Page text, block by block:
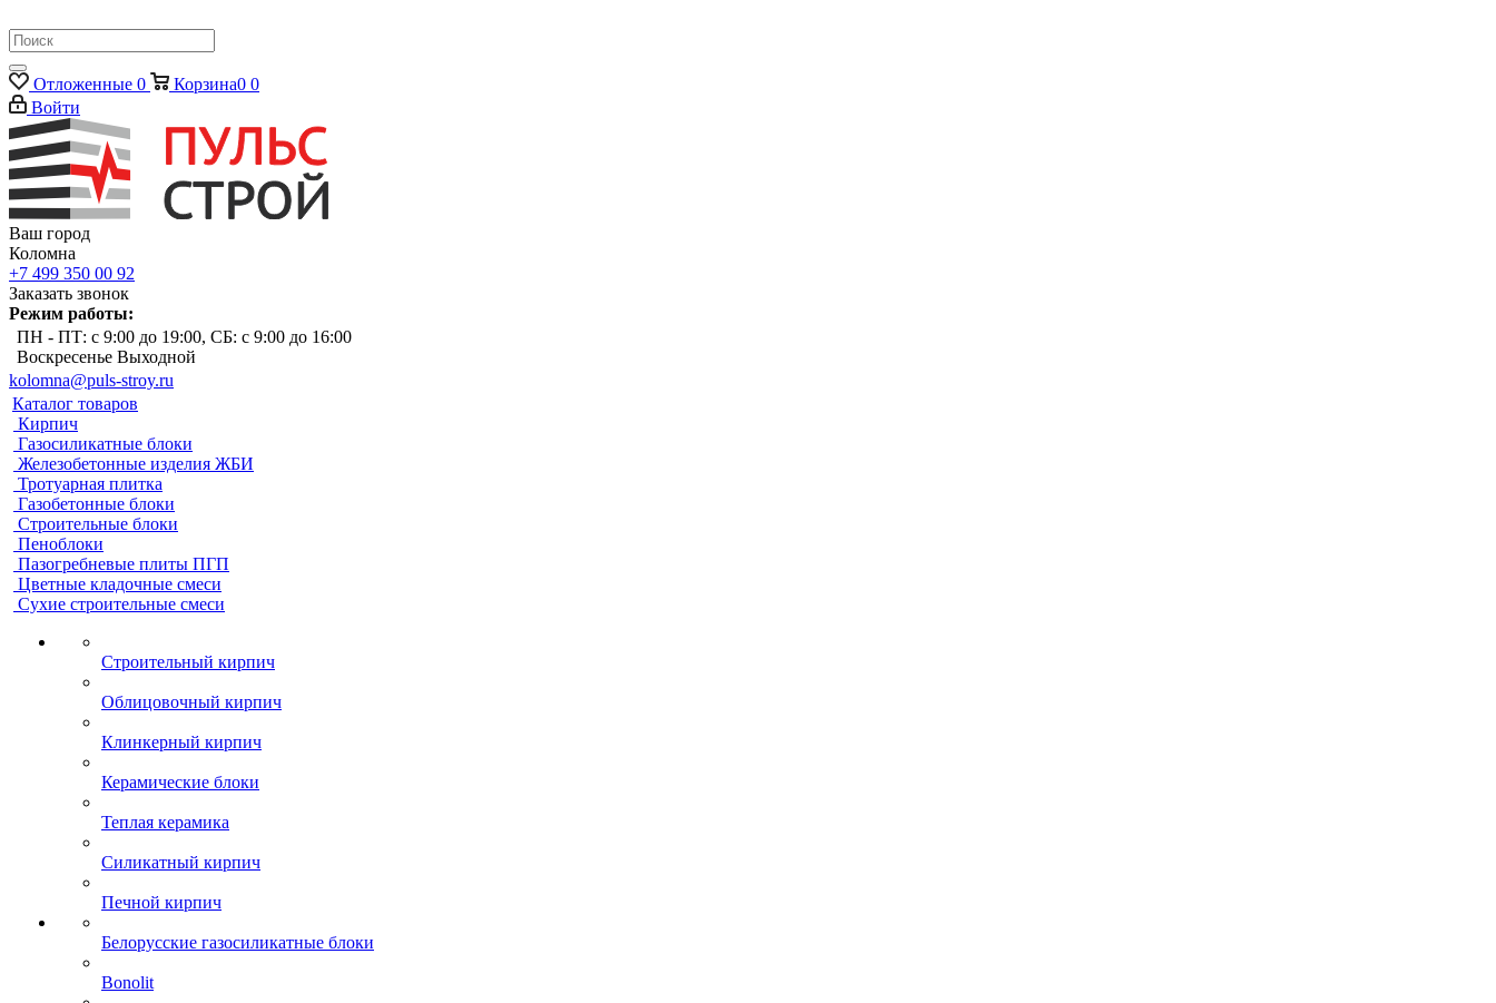
Отложенные 0 Корзина0 0
Войти
Ваш город
Коломна
+7 499 350 00 92
Заказать звонок
Режим работы:
ПН - ПТ: с 9:00 до 19:00, СБ: с 9:00 до 16:00
Воскресенье Выходной
kolomna@puls-stroy.ru
Каталог товаров
Кирпич
Газосиликатные блоки
Железобетонные изделия ЖБИ
Тротуарная плитка
Газобетонные блоки
Строительные блоки
Пеноблоки
Пазогребневые плиты ПГП
Цветные кладочные смеси
Сухие строительные смеси
Строительный кирпич
Облицовочный кирпич
Клинкерный кирпич
Керамические блоки
Теплая керамика
Силикатный кирпич
Печной кирпич
Белорусские газосиликатные блоки
Bonolit